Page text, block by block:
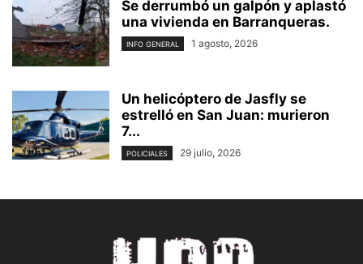
Se derrumbó un galpón y aplastó
una vivienda en Barranqueras.
INFO GENERAL 1 agosto, 2026
Un helicóptero de Jasfly se
estrelló en San Juan: murieron
7...
POLICIALES 29 julio, 2026